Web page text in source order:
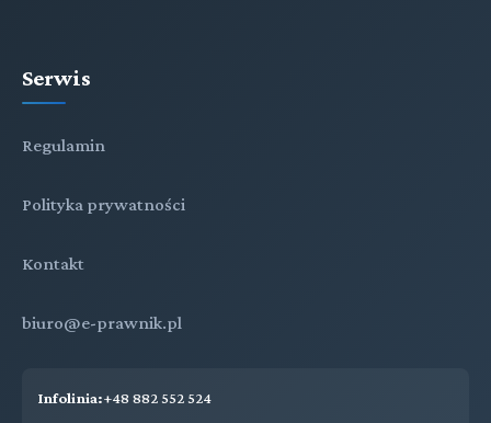
Serwis
Regulamin
Polityka prywatności
Kontakt
biuro@e-prawnik.pl
Infolinia:+48 882 552 524